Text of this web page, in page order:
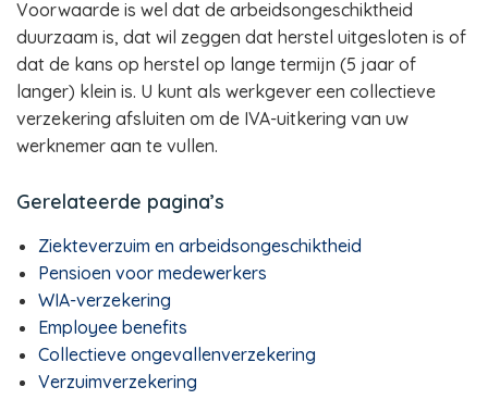
Voorwaarde is wel dat de arbeidsongeschiktheid
duurzaam is, dat wil zeggen dat herstel uitgesloten is of
dat de kans op herstel op lange termijn (5 jaar of
langer) klein is. U kunt als werkgever een collectieve
verzekering afsluiten om de IVA-uitkering van uw
werknemer aan te vullen.
Gerelateerde pagina’s
Ziekteverzuim en arbeidsongeschiktheid
Pensioen voor medewerkers
WIA-verzekering
Employee benefits
Collectieve ongevallenverzekering
Verzuimverzekering